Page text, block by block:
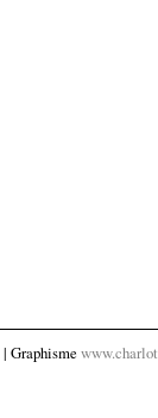
| Graphisme